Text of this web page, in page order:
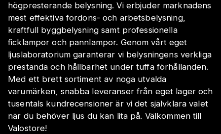
högpresterande belysning. Vi erbjuder marknadens
mest effektiva fordons- och arbetsbelysning,
kraftfull byggbelysning samt professionella
ficklampor och pannlampor. Genom vårt eget
ljuslaboratorium garanterar vi belysningens verkliga
prestanda och hållbarhet under tuffa förhållanden.
Med ett brett sortiment av noga utvalda
varumärken, snabba leveranser från eget lager och
tusentals kundrecensioner är vi det självklara valet
när du behöver ljus du kan lita på. Välkommen till
Valostore!